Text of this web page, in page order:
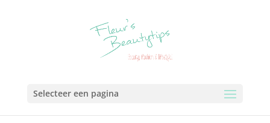
Selecteer een pagina